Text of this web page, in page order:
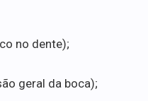
no dente);
geral da boca);